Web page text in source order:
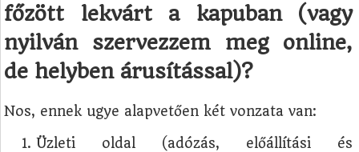
főzött lekvárt a kapuban (vagy
nyilván szervezzem meg online,
de helyben árusítással)?
Nos, ennek ugye alapvetően két vonzata van:
Üzleti oldal (adózás, előállítási és